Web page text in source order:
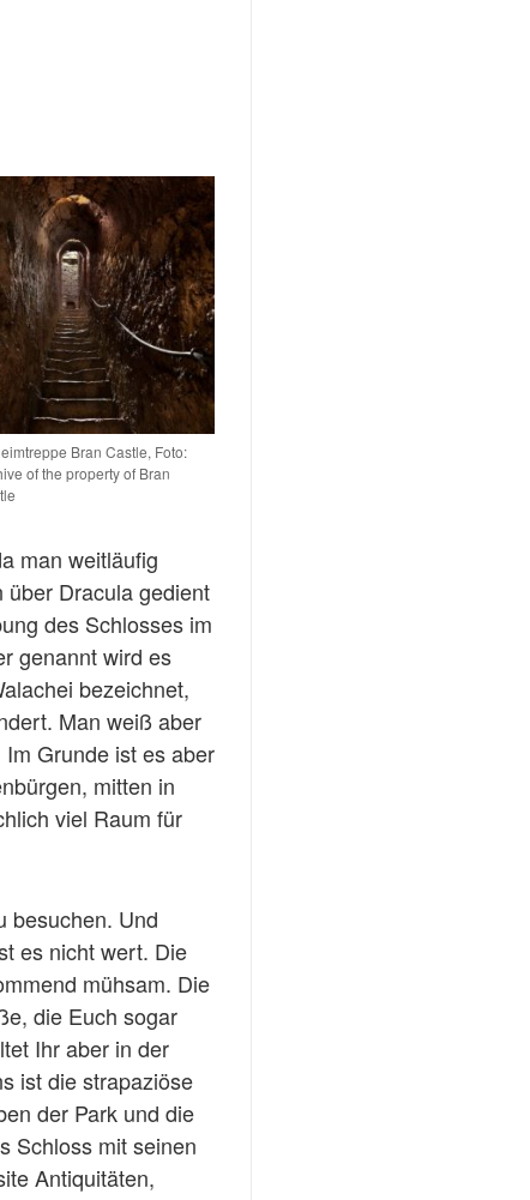
Bran Castle, Foto:
of the property of Bran
man weitläufig
Dracula gedient
des Schlosses im
genannt wird es
bezeichnet,
Man weiß aber
Grunde ist es aber
mitten in
viel Raum für
besuchen. Und
es nicht wert. Die
mühsam. Die
die Euch sogar
Ihr aber in der
ist die strapaziöse
der Park und die
Schloss mit seinen
Antiquitäten,